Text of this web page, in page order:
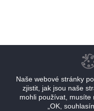
Naše webové stránky
zjistit, jak jsou naše
mohli používat, musíte
„OK,